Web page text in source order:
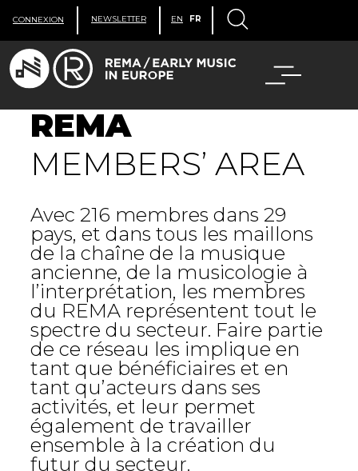
CONNEXION NEWSLETTER EN FR
REMA
MEMBERS’ AREA
Avec 216 membres dans 29
pays, et dans tous les maillons
de la chaîne de la musique
ancienne, de la musicologie à
l’interprétation, les membres
du REMA représentent tout le
spectre du secteur. Faire partie
de ce réseau les implique en
tant que bénéficiaires et en
tant qu’acteurs dans ses
activités, et leur permet
également de travailler
ensemble à la création du
futur du secteur.